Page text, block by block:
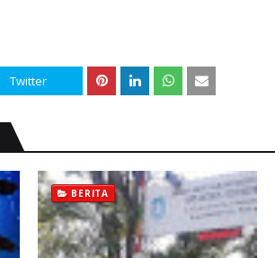
Twitter
BERITA